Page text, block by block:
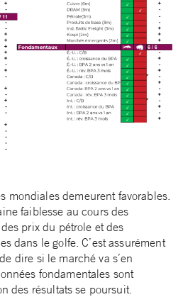
mondiales demeurent favorables.
faiblesse au cours des
prix du pétrole et des
dans le golfe. C’est assurément
dire si le marché va s’en
fondamentales sont
des résultats se poursuit.